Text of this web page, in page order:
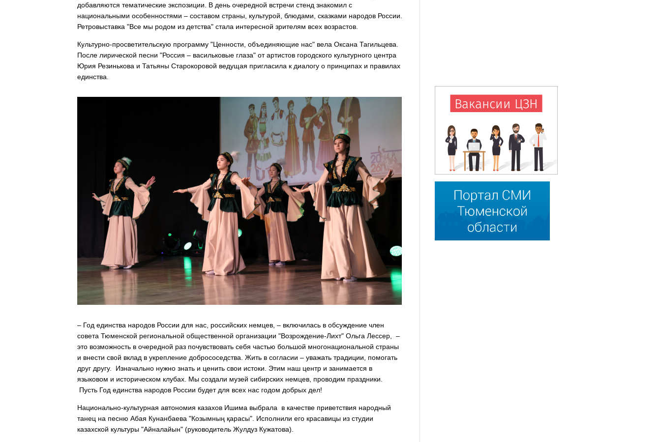
добавляются тематические экспозиции. В день очередной встречи стенд знакомил с
национальными особенностями – составом страны, культурой, блюдами, сказками народов России.
Ретровыставка "Все мы родом из детства" стала интересной зрителям всех возрастов.
Культурно-просветительскую программу "Ценности, объединяющие нас" вела Оксана Тагильцева.
После лирической песни "Россия – васильковые глаза" от артистов городского культурного центра
Юрия Резинькова и Татьяны Старокоровой ведущая пригласила к диалогу о принципах и правилах
единства.
– Год единства народов России для нас, российских немцев, – включилась в обсуждение член
совета Тюменской региональной общественной организации "Возрождение-Лихт" Ольга Лессер, –
это возможность в очередной раз почувствовать себя частью большой многонациональной страны
и внести свой вклад в укрепление добрососедства. Жить в согласии – уважать традиции, помогать
друг другу. Изначально нужно знать и ценить свои истоки. Этим наш центр и занимается в
языковом и историческом клубах. Мы создали музей сибирских немцев, проводим праздники.
Пусть Год единства народов России будет для всех нас годом добрых дел!
Национально-культурная автономия казахов Ишима выбрала в качестве приветствия народный
танец на песню Абая Кунанбаева "Козымның қарасы". Исполнили его красавицы из студии
казахской культуры "Айналайын" (руководитель Жулдуз Кужатова).